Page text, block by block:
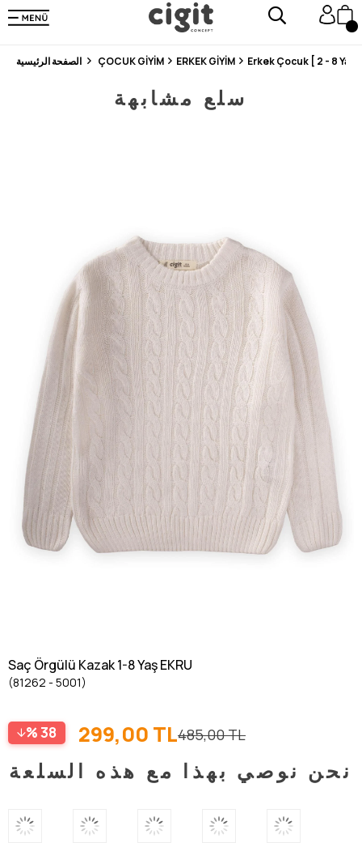
En Uygun Fiyat Garantisi !
300₺ ve Üzeri Alışverişlerde Kargo Ücretsiz !
Koşulsuz Şartsız İade İmkanı
ÇOCUK GİYİM ERKEK GİYİM Erkek Çocuk [ 2 - 8 Yaş ]
سلع مشابهة
Saç Örgülü Kazak 1-8 Yaş EKRU
(81262 - 5001)
38 485,00 TL
299,00 TL
نحن نوصي بهذا مع هذه السلعة